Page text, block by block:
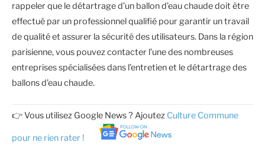
rappeler que le détartrage d’un ballon d’eau chaude doit être
effectué par un professionnel qualifié pour garantir un travail
de qualité et assurer la sécurité des utilisateurs. Dans la région
parisienne, vous pouvez contacter l’une des nombreuses
entreprises spécialisées dans l’entretien et le détartrage des
ballons d’eau chaude.
👉 Vous utilisez Google News ? Ajoutez Culture Commune
pour ne rien rater !